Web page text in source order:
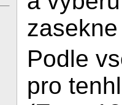
Podle
pro